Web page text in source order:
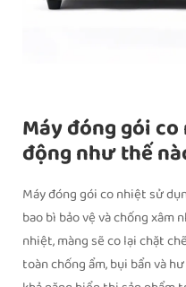
Máy đóng gói
động như thế
Máy đóng gói co nhiệt sử
bao bì bảo vệ và chống xâm
nhiệt, màng sẽ co lại chặt
toàn chống ẩm, bụi bẩn và